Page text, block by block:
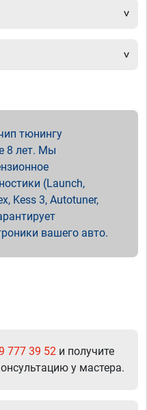
тюнингу
8 лет. Мы
(Launch,
Kess 3, Autotuner,
вашего авто.
777 39 52 и получите
у мастера.